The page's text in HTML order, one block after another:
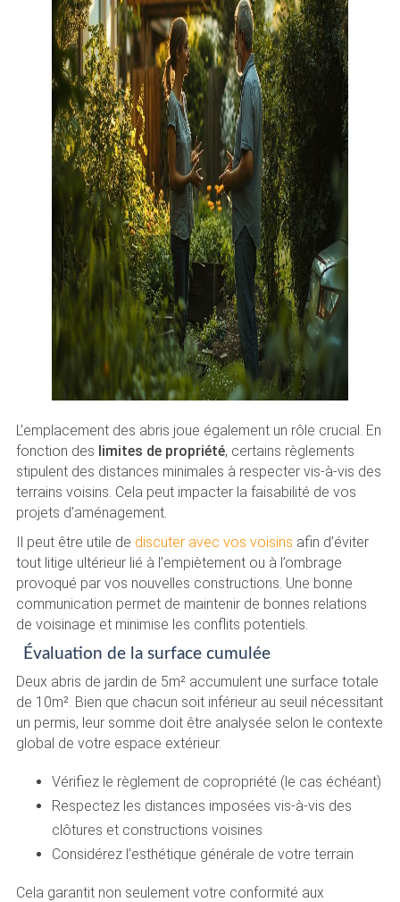
L’emplacement des abris joue également un rôle crucial. En
fonction des limites de propriété, certains règlements
stipulent des distances minimales à respecter vis-à-vis des
terrains voisins. Cela peut impacter la faisabilité de vos
projets d’aménagement.
Il peut être utile de discuter avec vos voisins afin d’éviter
tout litige ultérieur lié à l’empiètement ou à l’ombrage
provoqué par vos nouvelles constructions. Une bonne
communication permet de maintenir de bonnes relations
de voisinage et minimise les conflits potentiels.
Évaluation de la surface cumulée
Deux abris de jardin de 5m² accumulent une surface totale
de 10m². Bien que chacun soit inférieur au seuil nécessitant
un permis, leur somme doit être analysée selon le contexte
global de votre espace extérieur.
Vérifiez le règlement de copropriété (le cas échéant)
Respectez les distances imposées vis-à-vis des
clôtures et constructions voisines
Considérez l’esthétique générale de votre terrain
Cela garantit non seulement votre conformité aux